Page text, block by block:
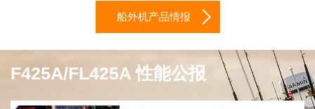
船外机产品情报
F425A/FL425A 性能公报